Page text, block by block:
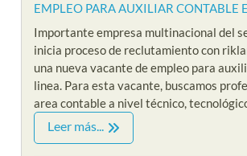
EMPLEO PARA AUXILIAR CONTABLE
Importante empresa multinacional del
inicia proceso de reclutamiento con
una nueva vacante de empleo para
linea. Para esta vacante, buscamos
area contable a nivel técnico,
Leer más...